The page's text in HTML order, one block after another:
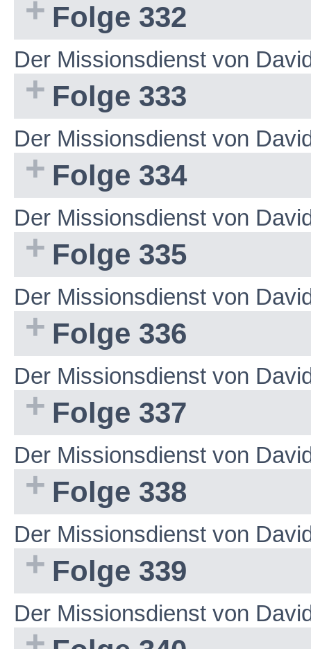
Folge 332
Der Missionsdienst von
Folge 333
Der Missionsdienst von
Folge 334
Der Missionsdienst von
Folge 335
Der Missionsdienst von
Folge 336
Der Missionsdienst von
Folge 337
Der Missionsdienst von
Folge 338
Der Missionsdienst von
Folge 339
Der Missionsdienst von